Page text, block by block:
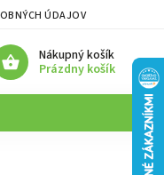
ÚDAJOV
Nákupný košík
Prázdny košík